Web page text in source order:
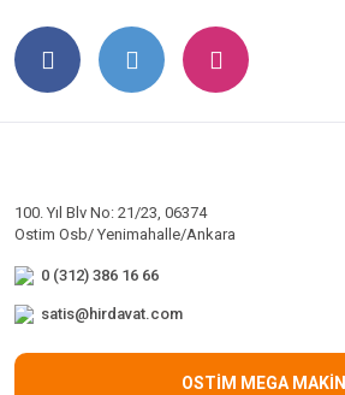
100. Yıl Blv No: 21/23, 06374
Ostim Osb/ Yenimahalle/Ankara
0 (312) 386 16 66
satis@hirdavat.com
OSTİM MEGA